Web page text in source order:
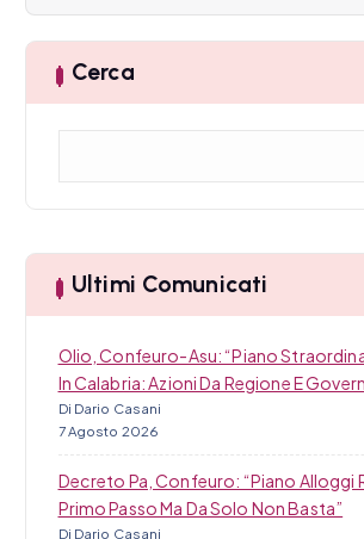
r
l
i
Cerca
a
Ultimi Comunicati
Olio, Confeuro-Asu: “Piano
In Calabria: Azioni Da Regione E
Di Dario Casani
7 Agosto 2026
Decreto Pa, Confeuro: “Piano Alloggi
Primo Passo Ma Da Solo Non Basta”
Di Dario Casani